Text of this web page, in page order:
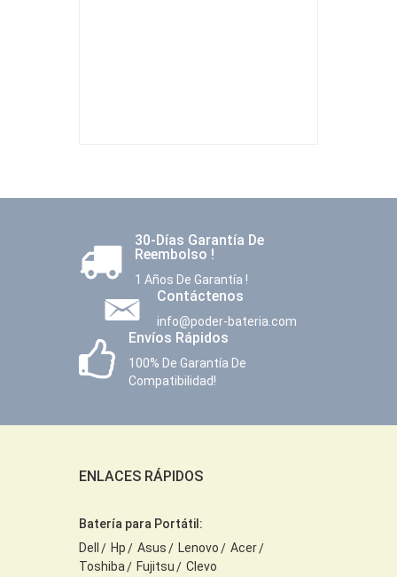
30-Días Garantía De
Reembolso !
1 Años De Garantía !
Contáctenos
info@poder-bateria.com
Envíos Rápidos
100% De Garantía De
Compatibilidad!
ENLACES RÁPIDOS
Batería para Portátil:
Dell
Hp Asus Lenovo
Acer
Toshiba
Fujitsu Clevo